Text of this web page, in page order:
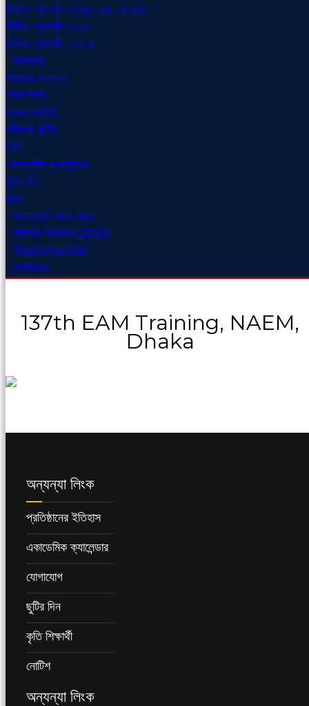
ভিডিও গ্যালারী-২(স্কুল এন্ড কলেজ)
ভিডিও গ্যালারী-২০২৫
ভিডিও গ্যালারী- ২০২৬
অন্যান্য
পরীক্ষার ফলাফল
সকল তথ্য
প্রজ্ঞাপন/চিঠি
পরীক্ষার রুটিন
ভর্তি
একাডেমিক ক্যালেন্ডার
ছুটির দিন
ব্লগ
গুরুত্বপূর্ণ ফোন নম্বর
পরীক্ষার ফলাফল-2025
Testimonial
যোগাযোগ
137th EAM Training, NAEM,
Dhaka
অন্যন্যা লিংক
প্রতিষ্ঠানের ইতিহাস
একাডেমিক ক্যালেন্ডার
যোগাযোগ
ছুটির দিন
কৃতি শিক্ষার্থী
নোটিশ
অন্যন্যা লিংক